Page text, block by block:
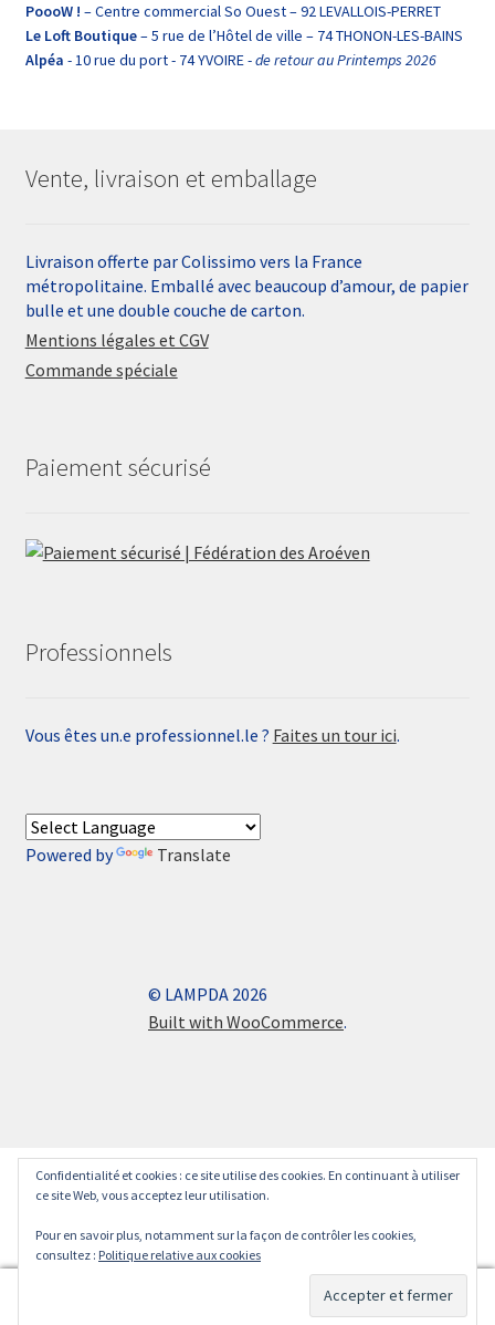
PoooW ! – Centre commercial So Ouest – 92 LEVALLOIS-PERRET
Le Loft Boutique– 5 rue de l’Hôtel de ville – 74 THONON-LES-BAINS
Alpéa - 10 rue du port - 74 YVOIRE -de retour au Printemps 2026
Vente, livraison et emballage
Livraison offerte par Colissimo vers la France
métropolitaine. Emballé avec beaucoup d’amour, de papier
bulle et une double couche de carton.
Mentions légales et CGV
Commande spéciale
Paiement sécurisé
Professionnels
Vous êtes un.e professionnel.le ? Faites un tour ici.
Powered by Translate
© LAMPDA 2026
Built with WooCommerce.
0
Confidentialité et cookies : ce site utilise des cookies. En continuant à utiliser
ce site Web, vous acceptez leur utilisation.
Pour en savoir plus, notamment sur la façon de contrôler les cookies,
consultez : Politique relative aux cookies